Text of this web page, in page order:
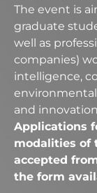
The event is
graduate
well as
companies)
intelligence,
environmental
and
Applications
modalities of
accepted
the form